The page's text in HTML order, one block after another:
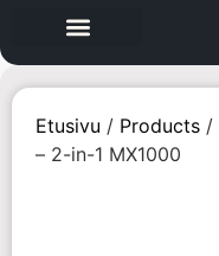
Etusivu / Products /
– 2-in-1 MX1000